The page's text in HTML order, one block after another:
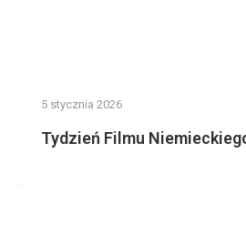
5 stycznia 2026
Tydzień Filmu